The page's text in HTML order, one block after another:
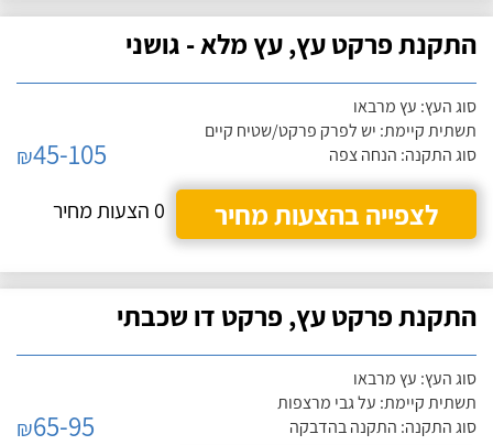
התקנת פרקט עץ, עץ מלא - גושני
סוג העץ: עץ מרבאו
תשתית קיימת: יש לפרק פרקט/שטיח קיים
סוג התקנה: הנחה צפה
₪45-105
לצפייה בהצעות מחיר
0 הצעות מחיר
התקנת פרקט עץ, פרקט דו שכבתי
סוג העץ: עץ מרבאו
תשתית קיימת: על גבי מרצפות
סוג התקנה: התקנה בהדבקה
₪65-95